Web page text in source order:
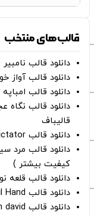
قالب‌های منتخب
دانلود قالب
دانلود قالب آواز
دانلود قالب امباپه
دانلود قالب نگاه
قالیباف
دانلود قالب kylian dictator
کیفیت بیشتر )
دانلود قالب قلعه
دانلود قالب Oh Kevin De Bruyne - Paul Hand
دانلود قالب Gut Genug - kitschrieg ft. Shirin david